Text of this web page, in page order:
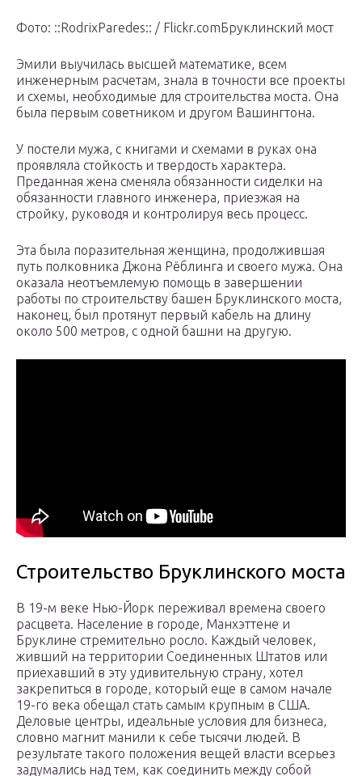
Фото: ::RodrixParedes:: / Flickr.comБруклинский мост
Эмили выучилась высшей математике, всем
инженерным расчетам, знала в точности все проекты
и схемы, необходимые для строительства моста. Она
была первым советником и другом Вашингтона.
У постели мужа, с книгами и схемами в руках она
проявляла стойкость и твердость характера.
Преданная жена сменяла обязанности сиделки на
обязанности главного инженера, приезжая на
стройку, руководя и контролируя весь процесс.
Эта была поразительная женщина, продолжившая
путь полковника Джона Рёблинга и своего мужа. Она
оказала неотъемлемую помощь в завершении
работы по строительству башен Бруклинского моста,
наконец, был протянут первый кабель на длину
около 500 метров, с одной башни на другую.
Строительство Бруклинского моста
В 19-м веке Нью-Йорк переживал времена своего
расцвета. Население в городе, Манхэттене и
Бруклине стремительно росло. Каждый человек,
живший на территории Соединенных Штатов или
приехавший в эту удивительную страну, хотел
закрепиться в городе, который еще в самом начале
19-го века обещал стать самым крупным в США.
Деловые центры, идеальные условия для бизнеса,
словно магнит манили к себе тысячи людей. В
результате такого положения вещей власти всерьез
задумались над тем, как соединить между собой